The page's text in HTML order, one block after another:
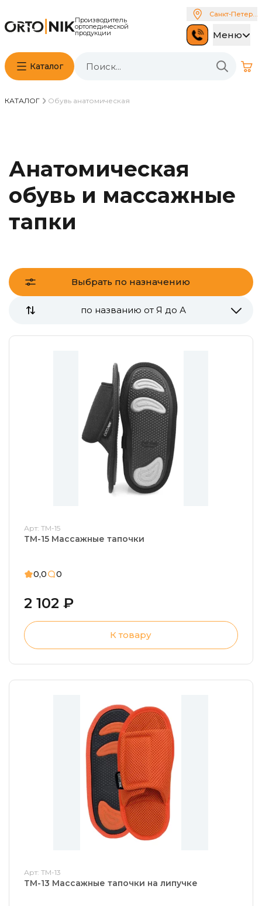
Производитель
ортопедической
продукции
Санкт-
Меню
Каталог
КАТАЛОГ Обувь анатомическая
Анатомическая
обувь и массажные
тапки
Выбрать по назначению
по названию от Я до А
Арт: ТМ-15
ТМ-15 Массажные тапочки
0,0 0
2 102 ₽
К товару
Арт: ТМ-13
ТМ-13 Массажные тапочки на липучке